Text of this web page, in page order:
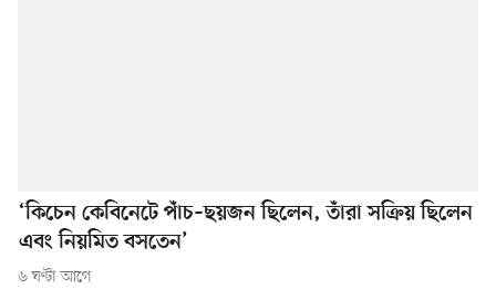
‘কিচেন কেবিনেটে পাঁচ–ছয়জন ছিলেন, তাঁরা সক্রিয় ছিলেন
এবং নিয়মিত বসতেন’
৬ ঘণ্টা আগে